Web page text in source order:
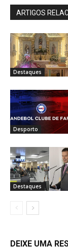
ARTIGOS
Destaques
Desporto
Destaques
DEIXE UMA